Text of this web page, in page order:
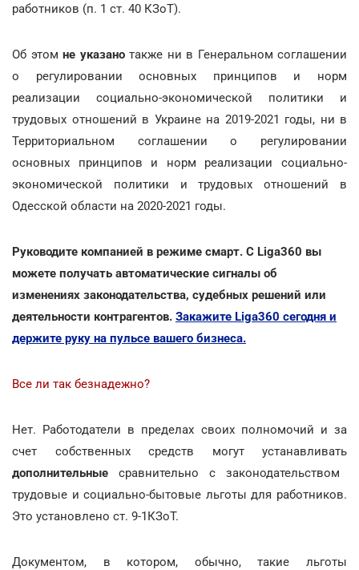
работников (п. 1 ст. 40 КЗоТ).
Об этом не указанотакже ни в Генеральном соглашении
о регулировании основных принципов и норм
реализации социально-экономической политики и
трудовых отношений в Украине на 2019-2021 годы, ни в
Территориальном соглашении о регулировании
основных принципов и норм реализации социально-
экономической политики и трудовых отношений в
Одесской области на 2020-2021 годы.
Руководите компанией в режиме смарт. С Liga360 вы
можете получать автоматические сигналы об
изменениях законодательства, судебных решений или
деятельности контрагентов. Закажите Liga360 сегодня и
держите руку на пульсе вашего бизнеса.
Все ли так безнадежно?
Нет. Работодатели в пределах своих полномочий и за
счет собственных средств могут устанавливать
дополнительные сравнительно с законодательством
трудовые и социально-бытовые льготы для работников.
Это установлено ст. 9-1КЗоТ.
Документом, в котором, обычно, такие льготы